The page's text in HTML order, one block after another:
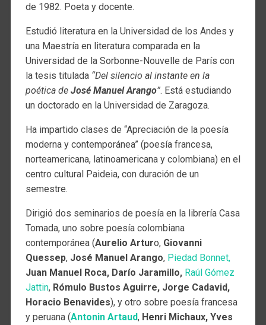
de 1982. Poeta y docente.
Estudió literatura en la Universidad de los Andes y
una Maestría en literatura comparada en la
Universidad de la Sorbonne-Nouvelle de París con
la tesis titulada “Del silencio al instante en la
poética de José Manuel Arango”. Está estudiando
un doctorado en la Universidad de Zaragoza.
Ha impartido clases de “Apreciación de la poesía
moderna y contemporánea” (poesía francesa,
norteamericana, latinoamericana y colombiana) en el
centro cultural Paideia, con duración de un
semestre.
Dirigió dos seminarios de poesía en la librería Casa
Tomada, uno sobre poesía colombiana
contemporánea (Aurelio Arturo, Giovanni
Quessep, José Manuel Arango, Piedad Bonnet,
Juan Manuel Roca, Darío Jaramillo, Raúl Gómez
Jattin, Rómulo Bustos Aguirre, Jorge Cadavid,
Horacio Benavides), y otro sobre poesía francesa
y peruana (Antonin Artaud, Henri Michaux, Yves